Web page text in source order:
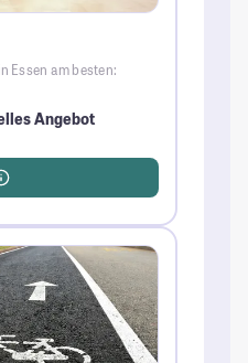
Essen am besten:
Angebot